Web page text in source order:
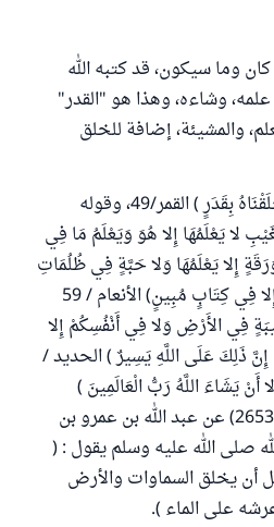
وما سيكون، قد كتبه الله
وشاءه، وهذا هو "القدر"
والمشيئة، إضافة للخلق
قال تعالى: ( إِنَّا كُلَّ شَيْءٍ خَلَقْنَاهُ بِقَدَرٍ ) القمر/49، وقوله
لا يَعْلَمُهَا إِلا هُوَ وَيَعْلَمُ مَا فِي
إِلا يَعْلَمُهَا وَلا حَبَّةٍ فِي ظُلُمَاتِ
الأَرْضِ وَلا رَطْبٍ وَلا يَابِسٍ إِلا فِي كِتَابٍ مُبِينٍ) الأنعام / 59
فِي الأَرْضِ وَلا فِي أَنْفُسِكُمْ إِلا
ذَلِكَ عَلَى اللَّهِ يَسِيرٌ ) الحديد /
أَنْ يَشَاءَ اللَّهُ رَبُّ الْعَالَمِينَ )
التكوير/ 29 ، وروى مسلم (2653) عن عبد الله بن عمرو بن
صلى الله عليه وسلم يقول : (
أن يخلق السماوات والأرض
على الماء ).